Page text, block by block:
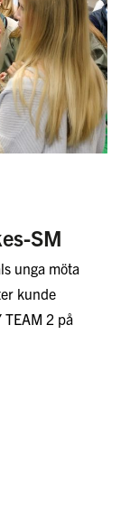
SM
unga möta
kunde
TEAM 2 på